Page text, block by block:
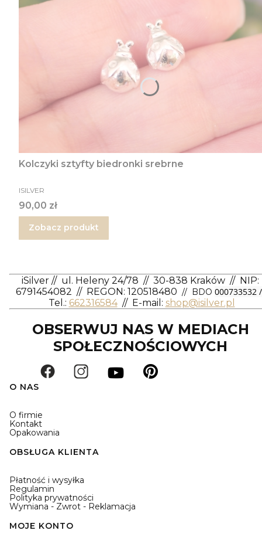
Kolczyki sztyfty biedronki srebrne
PRODUCENT
ISILVER
Cena
90,00 zł
Zobacz produkt
iSilver // ul. Heleny 24/78 // 30-838 Kraków // NIP:
6791454082 // REGON: 120518480 // BDO 000733532
Tel.: 662316584 // E-mail: shop@isilver.pl
OBSERWUJ NAS W MEDIACH
SPOŁECZNOŚCIOWYCH
O NAS
O firmie
Kontakt
Opakowania
OBSŁUGA KLIENTA
Płatność i wysyłka
Regulamin
Polityka prywatności
Wymiana - Zwrot - Reklamacja
MOJE KONTO